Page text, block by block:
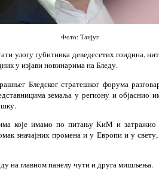
Фото: Танјуг
улогу губитника деведесетих гоидина,
у изјави новинарима на Бледу.
Бледског стратешког форума
земаља у региону и објаснио
које имамо по питању КиМ и
значајних промена и у Европи и у свету,
на главном панелу чути и друга мишљења.